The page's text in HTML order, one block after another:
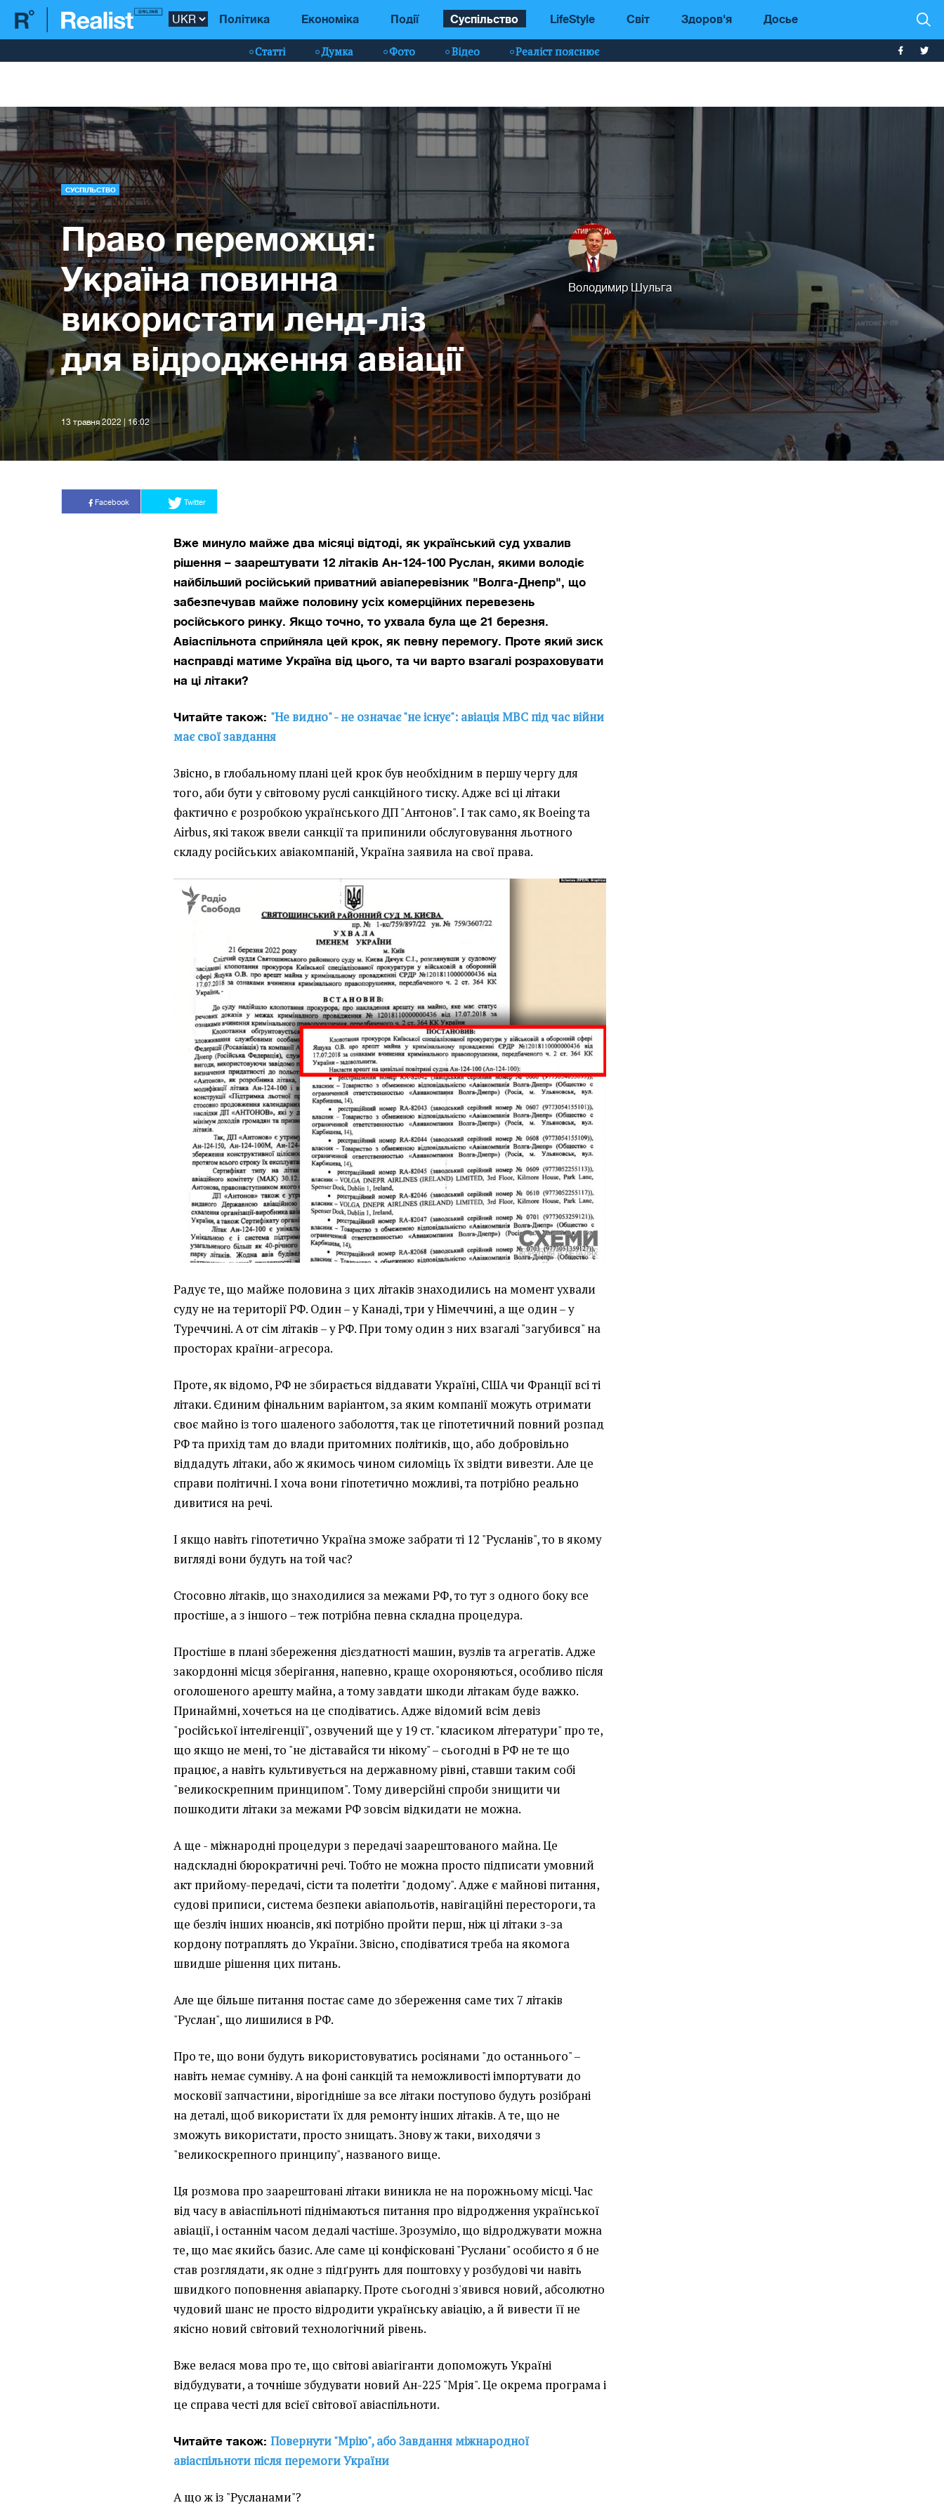
Політика Економіка Події Суспільство LifeStyle Світ Здоров'я Досье
Статті Думка Фото Відео Реаліст пояснює
СУСПІЛЬСТВО
Право переможця:
Україна повинна
використати ленд-ліз
для відродження авіації
Володимир Шульга
13 травня 2022 | 16:02
Facebook Twitter
Вже минуло майже два місяці відтоді, як український суд ухвалив
рішення – заарештувати 12 літаків Ан-124-100 Руслан, якими володіє
найбільший російський приватний авіаперевізник "Волга-Днепр", що
забезпечував майже половину усіх комерційних перевезень
російського ринку. Якщо точно, то ухвала була ще 21 березня.
Авіаспільнота сприйняла цей крок, як певну перемогу. Проте який зиск
насправді матиме Україна від цього, та чи варто взагалі розраховувати
на ці літаки?
Читайте також: "Не видно" - не означає "не існує": авіація МВС під час війни
має свої завдання
Звісно, в глобальному плані цей крок був необхідним в першу чергу для
того, аби бути у світовому руслі санкційного тиску. Адже всі ці літаки
фактично є розробкою українського ДП "Антонов". І так само, як Boeing та
Airbus, які також ввели санкції та припинили обслуговування льотного
складу російських авіакомпаній, Україна заявила на свої права.
Радує те, що майже половина з цих літаків знаходились на момент ухвали
суду не на території РФ. Один – у Канаді, три у Німеччині, а ще один – у
Туреччині. А от сім літаків – у РФ. При тому один з них взагалі "загубився" на
просторах країни-агресора.
Проте, як відомо, РФ не збирається віддавати Україні, США чи Франції всі ті
літаки. Єдиним фінальним варіантом, за яким компанії можуть отримати
своє майно із того шаленого заболоття, так це гіпотетичний повний розпад
РФ та прихід там до влади притомних політиків, що, або добровільно
віддадуть літаки, або ж якимось чином силоміць їх звідти вивезти. Але це
справи політичні. І хоча вони гіпотетично можливі, та потрібно реально
дивитися на речі.
І якщо навіть гіпотетично Україна зможе забрати ті 12 "Русланів", то в якому
вигляді вони будуть на той час?
Стосовно літаків, що знаходилися за межами РФ, то тут з одного боку все
простіше, а з іншого – теж потрібна певна складна процедура.
Простіше в плані збереження дієздатності машин, вузлів та агрегатів. Адже
закордонні місця зберігання, напевно, краще охороняються, особливо після
оголошеного арешту майна, а тому завдати шкоди літакам буде важко.
Принаймні, хочеться на це сподіватись. Адже відомий всім девіз
"російської інтелігенції", озвучений ще у 19 ст. "класиком літератури" про те,
що якщо не мені, то "не діставайся ти нікому" – сьогодні в РФ не те що
працює, а навіть культивується на державному рівні, ставши таким собі
"великоскрепним принципом". Тому диверсійні спроби знищити чи
пошкодити літаки за межами РФ зовсім відкидати не можна.
А ще - міжнародні процедури з передачі заарештованого майна. Це
надскладні бюрократичні речі. Тобто не можна просто підписати умовний
акт прийому-передачі, сісти та полетіти "додому". Адже є майнові питання,
судові приписи, система безпеки авіапольотів, навігаційні перестороги, та
ще безліч інших нюансів, які потрібно пройти перш, ніж ці літаки з-за
кордону потраплять до України. Звісно, сподіватися треба на якомога
швидше рішення цих питань.
Але ще більше питання постає саме до збереження саме тих 7 літаків
"Руслан", що лишилися в РФ.
Про те, що вони будуть використовуватись росіянами "до останнього" –
навіть немає сумніву. А на фоні санкцій та неможливості імпортувати до
московії запчастини, вірогідніше за все літаки поступово будуть розібрані
на деталі, щоб використати їх для ремонту інших літаків. А те, що не
зможуть використати, просто знищать. Знову ж таки, виходячи з
"великоскрепного принципу", названого вище.
Ця розмова про заарештовані літаки виникла не на порожньому місці. Час
від часу в авіаспільноті піднімаються питання про відродження української
авіації, і останнім часом дедалі частіше. Зрозуміло, що відроджувати можна
те, що має якийсь базис. Але саме ці конфісковані "Руслани" особисто я б не
став розглядати, як одне з підґрунть для поштовху у розбудові чи навіть
швидкого поповнення авіапарку. Проте сьогодні з'явився новий, абсолютно
чудовий шанс не просто відродити українську авіацію, а й вивести її не
якісно новий світовий технологічний рівень.
Вже велася мова про те, що світові авіагіганти допоможуть Україні
відбудувати, а точніше збудувати новий Ан-225 "Мрія". Це окрема програма і
це справа честі для всієї світової авіаспільноти.
Читайте також: Повернути "Мрію", або Завдання міжнародної
авіаспільноти після перемоги України
А що ж із "Русланами"?